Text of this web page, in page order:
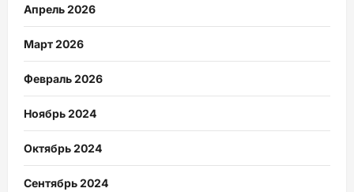
Апрель 2026
Март 2026
Февраль 2026
Ноябрь 2024
Октябрь 2024
Сентябрь 2024